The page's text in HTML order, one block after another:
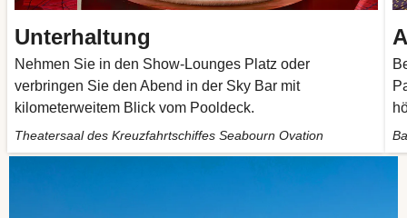
Unterhaltung
Nehmen Sie in den Show-Lounges Platz oder
verbringen Sie den Abend in der Sky Bar mit
kilometerweitem Blick vom Pooldeck.
Theatersaal des Kreuzfahrtschiffes Seabourn Ovation